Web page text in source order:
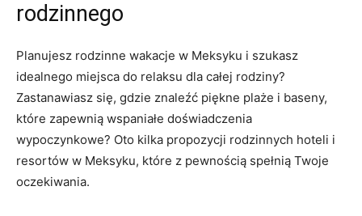
rodzinnego
Planujesz rodzinne wakacje w Meksyku i szukasz
idealnego miejsca do relaksu dla całej rodziny?
Zastanawiasz się, gdzie znaleźć piękne plaże i baseny,
które zapewnią wspaniałe doświadczenia
wypoczynkowe? Oto kilka propozycji rodzinnych hoteli i
resortów w Meksyku, które z pewnością spełnią Twoje
oczekiwania.